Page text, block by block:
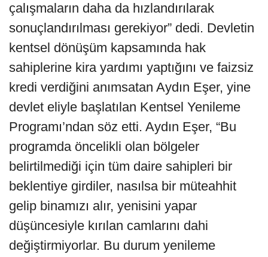
çalışmaların daha da hızlandırılarak
sonuçlandırılması gerekiyor” dedi. Devletin
kentsel dönüşüm kapsamında hak
sahiplerine kira yardımı yaptığını ve faizsiz
kredi verdiğini anımsatan Aydın Eşer, yine
devlet eliyle başlatılan Kentsel Yenileme
Programı’ndan söz etti. Aydın Eşer, “Bu
programda öncelikli olan bölgeler
belirtilmediği için tüm daire sahipleri bir
beklentiye girdiler, nasılsa bir müteahhit
gelip binamızı alır, yenisini yapar
düşüncesiyle kırılan camlarını dahi
değiştirmiyorlar. Bu durum yenileme